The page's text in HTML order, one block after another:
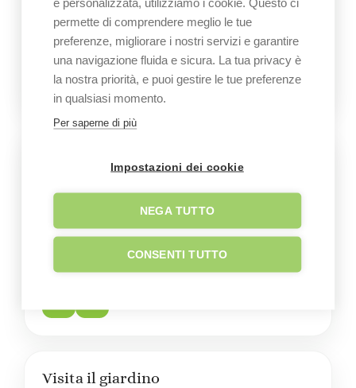
BNP Paribas intendono estendere il loro raggio
d’azione dando un contributo concreto al
Salento, ai suoi olivicoltori e alle comunità
locali.
Sede su Google Maps
Visita il giardino
permette di comprendere meglio le tue
preferenze, migliorare i nostri servizi e garantire
una navigazione fluida e sicura. La tua privacy è
la nostra priorità, e puoi gestire le tue preferenze
in qualsiasi momento.
Per saperne di più
Impostazioni dei cookie
NEGA TUTTO
CONSENTI TUTTO